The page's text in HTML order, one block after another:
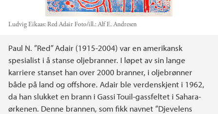
Ludvig Eikaas: Red Adair Foto/ill.:Alf E. Andresen
Hovedinnhold
Paul N. ”Red” Adair (1915-2004) var en amerikansk
spesialist i å stanse oljebranner. I løpet av sin lange
karriere stanset han over 2000 branner, i oljebrønner
både på land og offshore. Adair ble verdenskjent i 1962,
da han slukket en brann i Gassi Touil-gassfeltet i Sahara-
ørkenen. Denne brannen, som fikk navnet ”Djevelens